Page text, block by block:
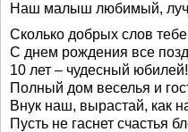
Наш малыш любимый,
Сколько добрых слов тебе
С днем рождения все
10 лет – чудесный юбилей!
Полный дом веселья и
Внук наш, вырастай, как
Пусть не гаснет счастья